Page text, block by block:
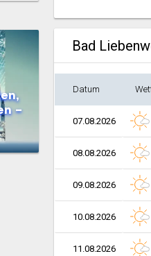
–
Bad
Datum
07.08.2026
08.08.2026
09.08.2026
10.08.2026
11.08.2026